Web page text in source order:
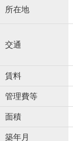
所在地
交通
賃料
管理費等
面積
築年月